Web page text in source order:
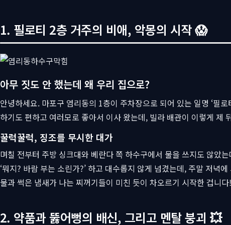
1. 필로티 2층 거주의 비애, 악몽의 시작 😱
아무 짓도 안 했는데 왜 우리 집으로?
안녕하세요. 마포구 염리동의 1층이 주차장으로 되어 있는 일명 ‘필
하기도 편하고 여러모로 좋아서 이사 왔는데, 빌라 배관이 이렇게 제
꿀럭꿀럭, 징조를 무시한 대가
며칠 전부터 주방 싱크대와 베란다 쪽 하수구에서 물을 쓰지도 않았
‘뭐지? 바람 부는 소린가?’ 하고 대수롭지 않게 넘겼는데, 주말 저녁
물과 썩은 냄새가 나는 찌꺼기들이 미친 듯이 차오르기 시작한 겁니다!
2. 약품과 뚫어뻥의 배신, 그리고 멘탈 붕괴 💥